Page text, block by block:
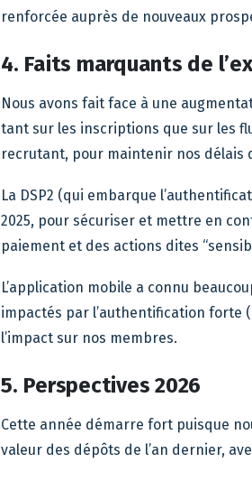
renforcée auprès de nouveaux
4. Faits marquants de
Nous avons fait face à une
tant sur les inscriptions que sur les
recrutant, pour maintenir nos délais
La DSP2 (qui embarque
2025, pour sécuriser et mettre en
paiement et des actions dites
L’application mobile a connu
impactés par l’authentification forte
l’impact sur nos membres.
5. Perspectives 2026
Cette année démarre fort puisque
valeur des dépôts de l’an dernier,